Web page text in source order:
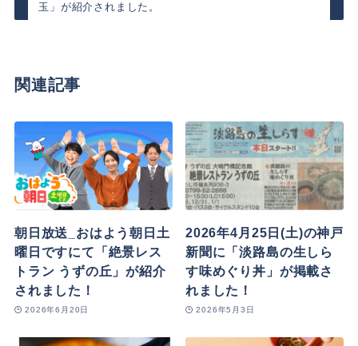
玉」が紹介されました。
関連記事
朝日放送_おはよう朝日土
曜日ですにて「絶景レス
トラン うずの丘」が紹介
されました！
2026年6月20日
2026年4月25日(土)の神戸
新聞に「淡路島の生しら
す味めぐり丼」が掲載さ
れました！
2026年5月3日